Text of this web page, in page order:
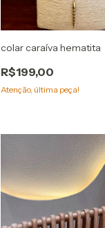
colar caraíva hematita
R$199,00
Atenção, última peça!